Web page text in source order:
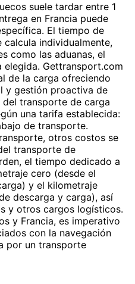
suele tardar entre 1
en Francia puede
El tiempo de
individualmente,
como las aduanas, el
Gettransport.com
de la carga ofreciendo
y gestión proactiva de
transporte de carga
una tarifa establecida:
de transporte.
otros costos se
transporte de
el tiempo dedicado a
cero (desde el
y el kilometraje
descarga y carga), así
y otros cargos logísticos.
y Francia, es imperativo
con la navegación
por un transporte